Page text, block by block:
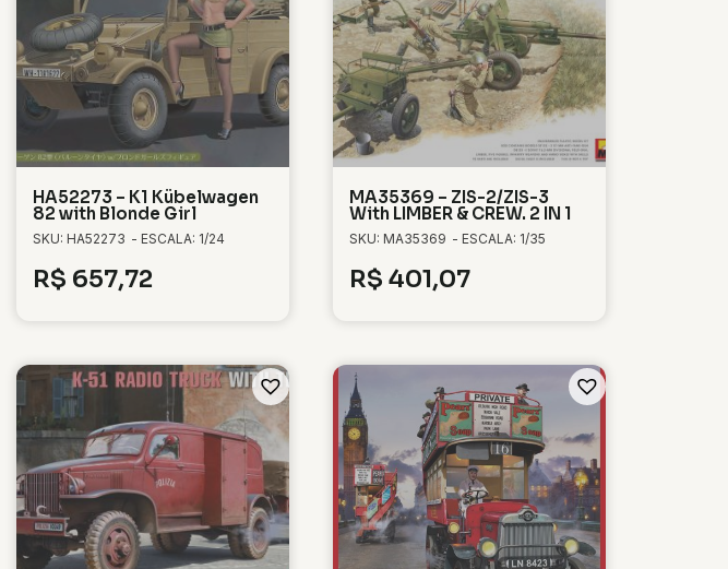
HA52273 – K1 Kübelwagen
82 with Blonde Girl
SKU: HA52273 - ESCALA: 1/24
R$ 657,72
MA35369 – ZIS-2/ZIS-3
With LIMBER & CREW. 2 IN 1
SKU: MA35369 - ESCALA: 1/35
R$ 401,07